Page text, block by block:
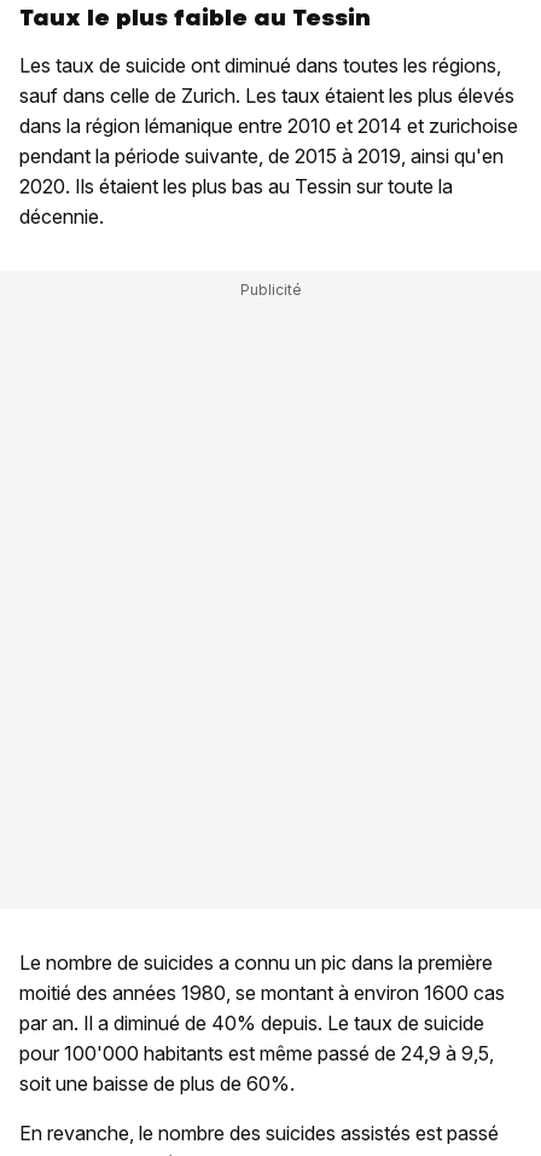
Taux le plus faible au Tessin
Les taux de suicide ont diminué dans toutes les régions,
sauf dans celle de Zurich. Les taux étaient les plus élevés
dans la région lémanique entre 2010 et 2014 et zurichoise
pendant la période suivante, de 2015 à 2019, ainsi qu'en
2020. Ils étaient les plus bas au Tessin sur toute la
décennie.
Le nombre de suicides a connu un pic dans la première
moitié des années 1980, se montant à environ 1600 cas
par an. Il a diminué de 40% depuis. Le taux de suicide
pour 100'000 habitants est même passé de 24,9 à 9,5,
soit une baisse de plus de 60%.
En revanche, le nombre des suicides assistés est passé